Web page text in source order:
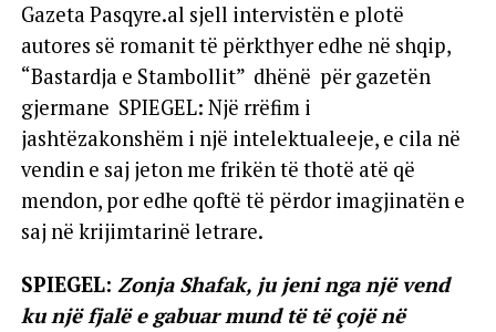
Gazeta Pasqyre.al sjell intervistën e plotë
autores së romanit të përkthyer edhe në shqip,
“Bastardja e Stambollit” dhënë për gazetën
gjermane SPIEGEL: Një rrëfim i
jashtëzakonshëm i një intelektualeeje, e cila në
vendin e saj jeton me frikën të thotë atë që
mendon, por edhe qoftë të përdor imagjinatën e
saj në krijimtarinë letrare.
SPIEGEL: Zonja Shafak, ju jeni nga një vend
ku një fjalë e gabuar mund të të çojë në